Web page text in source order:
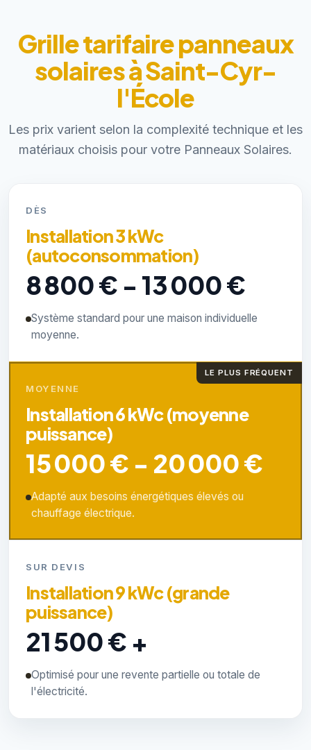
Grille tarifaire panneaux
solaires à Saint-Cyr-
l'École
Les prix varient selon la complexité technique et les
matériaux choisis pour votre Panneaux Solaires.
DÈS
Installation 3 kWc
(autoconsommation)
8 800 € - 13 000 €
Système standard pour une maison individuelle
moyenne.
LE PLUS FRÉQUENT
MOYENNE
Installation 6 kWc (moyenne
puissance)
15 000 € - 20 000 €
Adapté aux besoins énergétiques élevés ou
chauffage électrique.
SUR DEVIS
Installation 9 kWc (grande
puissance)
21 500 € +
Optimisé pour une revente partielle ou totale de
l'électricité.